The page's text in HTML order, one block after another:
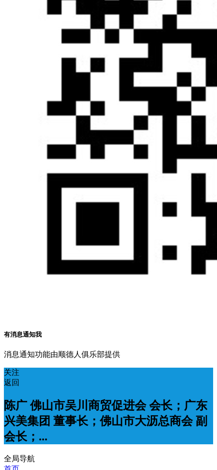
有消息通知我
消息通知功能由顺德人俱乐部提供
关注
返回
陈广 佛山市吴川商贸促进会 会长；广东
兴美集团 董事长；佛山市大沥总商会 副
会长；...
全局导航